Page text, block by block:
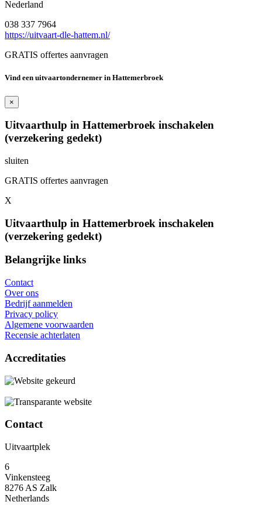
Nederland
038 337 7964
https://uitvaart-dle-hattem.nl/
GRATIS offertes aanvragen
Vind een uitvaartondernemer in Hattemerbroek
×
Uitvaarthulp in Hattemerbroek inschakelen
(verzekering gedekt)
sluiten
GRATIS offertes aanvragen
X
Uitvaarthulp in Hattemerbroek inschakelen
(verzekering gedekt)
Belangrijke links
Contact
Over ons
Bedrijf aanmelden
Privacy policy
Algemene voorwaarden
Recensie achterlaten
Accreditaties
Contact
Uitvaartplek
6
Vinkensteeg
8276 AS Zalk
Netherlands